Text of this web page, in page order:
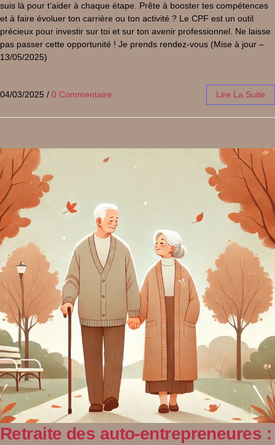
suis là pour t’aider à chaque étape. Prête à booster tes compétences
et à faire évoluer ton carrière ou ton activité ? Le CPF est un outil
précieux pour investir sur toi et sur ton avenir professionnel. Ne laisse
pas passer cette opportunité ! Je prends rendez-vous (Mise à jour –
13/05/2025)
04/03/2025 / 0 Commentaire Lire La Suite
Retraite des auto-entrepreneures :